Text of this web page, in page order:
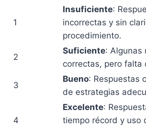
1
Insuficiente:
incorrectas y sin
procedimiento.
2
Suficiente: Algunas
correctas, pero falta
3
Bueno: Respuestas
de estrategias
4
Excelente:
tiempo récord y uso